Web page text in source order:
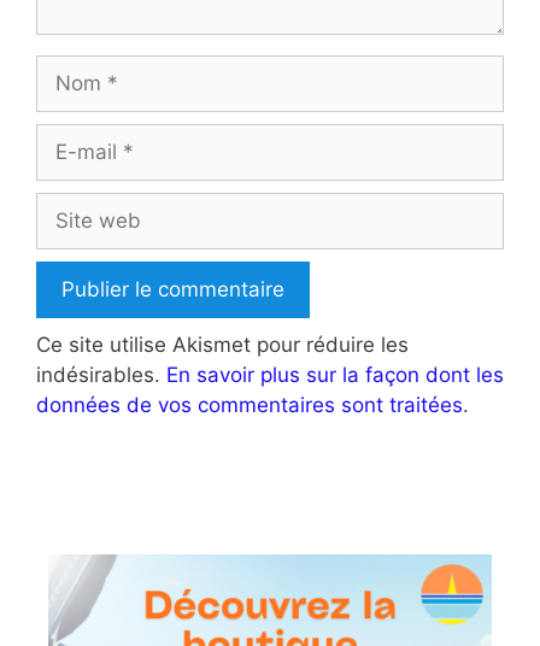
mail
web
Ce site utilise Akismet pour réduire les
indésirables. En savoir plus sur la façon dont les
données de vos commentaires sont traitées.